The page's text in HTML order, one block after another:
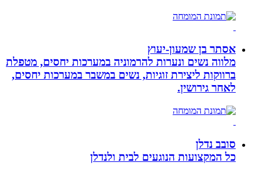
אסתר בן שמעון-יעוץ
מלווה נשים ונערות להרמוניה במערכות יחסים, מטפלת
ברווקות ליצירת זוגיות, נשים במשבר במערכות יחסים,
לאחר גירושין.
סובב נדלן
כל המקצועות הנוגעים לבית ולנדלן